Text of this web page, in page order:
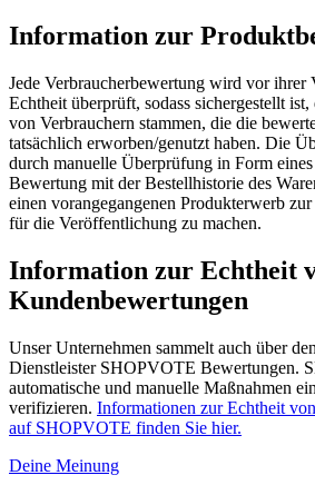
Information zur
Jede Verbraucherbewertung wird vor
Echtheit überprüft, sodass sichergestellt
von Verbrauchern stammen, die die
tatsächlich erworben/genutzt haben. Die
durch manuelle Überprüfung in Form
Bewertung mit der Bestellhistorie des
einen vorangegangenen Produkterwerb
für die Veröffentlichung zu machen.
Information zur Echtheit
Kundenbewertungen
Unser Unternehmen sammelt auch über
Dienstleister SHOPVOTE Bewertungen.
automatische und manuelle Maßnahmen
verifizieren. Informationen zur Echtheit
auf SHOPVOTE finden Sie hier.
Deine Meinung